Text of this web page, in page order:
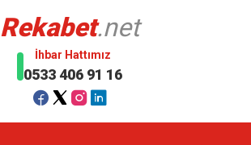
Rekabet.net
İhbar Hattımız
0533 406 91 16